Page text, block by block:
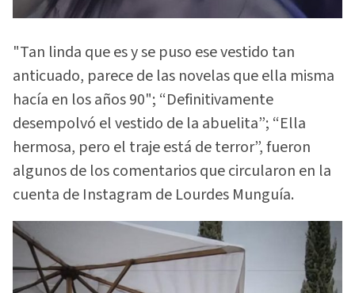
"Tan linda que es y se puso ese vestido tan
anticuado, parece de las novelas que ella misma
hacía en los años 90"; “Definitivamente
desempolvó el vestido de la abuelita”; “Ella
hermosa, pero el traje está de terror”, fueron
algunos de los comentarios que circularon en la
cuenta de Instagram de Lourdes Munguía.